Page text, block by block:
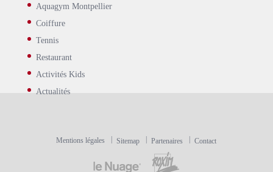
Aquagym Montpellier
Coiffure
Tennis
Restaurant
Activités Kids
Actualités
Mentions légales Sitemap Partenaires Contact